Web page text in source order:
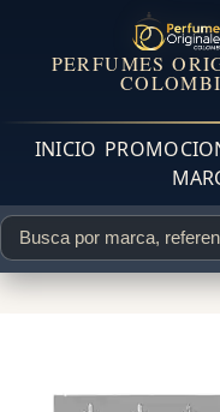
PERFUMES
INICIO